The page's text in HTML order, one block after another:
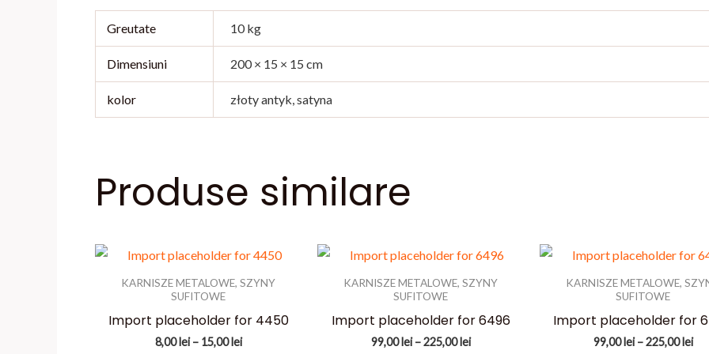
Greutate 10 kg
Dimensiuni 200 × 15 × 15 cm
kolor złoty antyk, satyna
Produse similare
KARNISZE METALOWE, SZYNY
SUFITOWE
Import placeholder for 4450
8,00lei – 15,00leiInterval
KARNISZE METALOWE, SZYNY
SUFITOWE
Import placeholder for 6496
99,00lei – 225,00leiInterval
KARNISZE METALOWE,
SUFITOWE
Import placeholder for
99,00lei – 225,00lei